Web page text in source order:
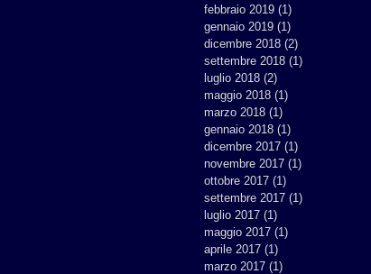
febbraio 2019 (1)
gennaio 2019 (1)
dicembre 2018 (2)
settembre 2018 (1)
luglio 2018 (2)
maggio 2018 (1)
marzo 2018 (1)
gennaio 2018 (1)
dicembre 2017 (1)
novembre 2017 (1)
ottobre 2017 (1)
settembre 2017 (1)
luglio 2017 (1)
maggio 2017 (1)
aprile 2017 (1)
marzo 2017 (1)